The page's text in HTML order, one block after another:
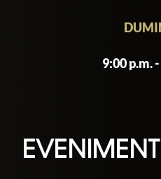
9:00 p.m.